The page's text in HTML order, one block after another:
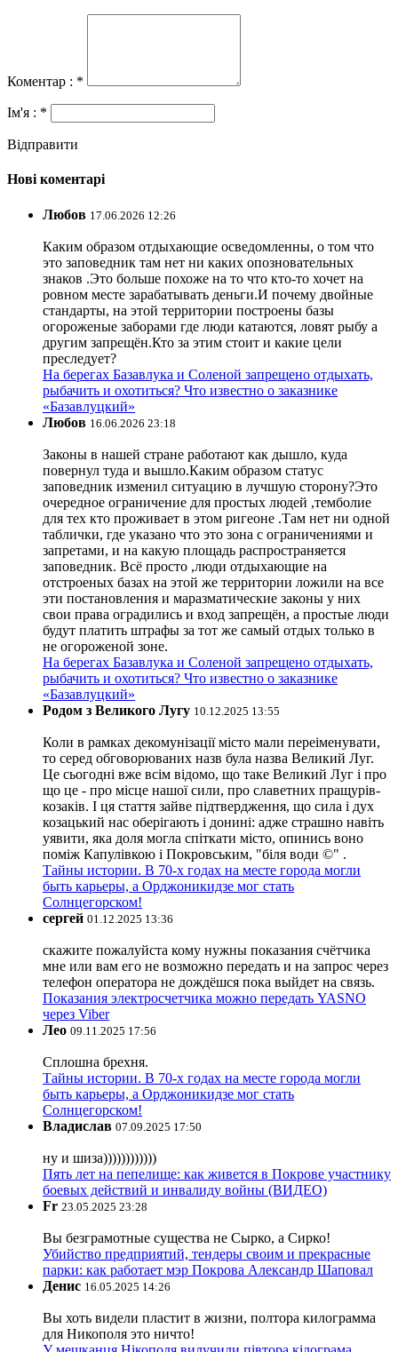
Коментар : *
Ім'я : *
Відправити
Нові коментарі
Любов 17.06.2026 12:26
Каким образом отдыхающие осведомленны, о том что
это заповедник там нет ни каких опозновательных
знаков .Это больше похоже на то что кто-то хочет на
ровном месте зарабатывать деньги.И почему двойные
стандарты, на этой территории построены базы
огороженые заборами где люди катаются, ловят рыбу а
другим запрещён.Кто за этим стоит и какие цели
преследует?
На берегах Базавлука и Соленой запрещено отдыхать,
рыбачить и охотиться? Что известно о заказнике
«Базавлуцкий»
Любов 16.06.2026 23:18
Законы в нашей стране работают как дышло, куда
повернул туда и вышло.Каким образом статус
заповедник изменил ситуацию в лучшую сторону?Это
очередное ограничение для простых людей ,темболие
для тех кто проживает в этом ригеоне .Там нет ни одной
таблички, где указано что это зона с ограничениями и
запретами, и на какую площадь распространяется
заповедник. Всё просто ,люди отдыхающие на
отстроеных базах на этой же территории ложили на все
эти постановления и маразматические законы у них
свои права оградились и вход запрещён, а простые люди
будут платить штрафы за тот же самый отдых только в
не огороженой зоне.
На берегах Базавлука и Соленой запрещено отдыхать,
рыбачить и охотиться? Что известно о заказнике
«Базавлуцкий»
Родом з Великого Лугу 10.12.2025 13:55
Коли в рамках декомунізації місто мали переіменувати,
то серед обговорюваних назв була назва Великий Луг.
Це сьогодні вже всім відомо, що таке Великий Луг і про
що це - про місце нашої сили, про славетних пращурів-
козаків. І ця стаття зайве підтвердження, що сила і дух
козацький нас оберігають і донині: адже страшно навіть
уявити, яка доля могла спіткати місто, опинись воно
поміж Капулівкою і Покровським, "біля води ©" .
Тайны истории. В 70-х годах на месте города могли
быть карьеры, а Орджоникидзе мог стать
Солнцегорском!
сергей 01.12.2025 13:36
скажите пожалуйста кому нужны показания счётчика
мне или вам его не возможно передать и на запрос через
телефон оператора не дождёшся пока выйдет на связь.
Показания электросчетчика можно передать YASNO
через Viber
Лео 09.11.2025 17:56
Сплошна брехня.
Тайны истории. В 70-х годах на месте города могли
быть карьеры, а Орджоникидзе мог стать
Солнцегорском!
Владислав 07.09.2025 17:50
ну и шиза))))))))))))
Пять лет на пепелище: как живется в Покрове участнику
боевых действий и инвалиду войны (ВИДЕО)
Fr 23.05.2025 23:28
Вы безграмотные существа не Сырко, а Сирко!
Убийство предприятий, тендеры своим и прекрасные
парки: как работает мэр Покрова Александр Шаповал
Денис 16.05.2025 14:26
Вы хоть видели пластит в жизни, полтора килограмма
для Никополя это ничто!